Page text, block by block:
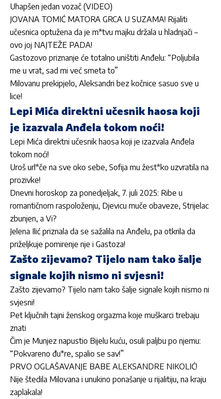
Uhapšen jedan vozač (VIDEO)
JOVANA TOMIĆ MATORA GRCA U SUZAMA! Rijaliti
učesnica optužena da je m*tvu majku držala u hladnjači –
ovo joj NAJTEŽE PADA!
Gastozovo priznanje će totalno uništiti Anđelu: “Poljubila
me u vrat, sad mi već smeta to”
Milovanu prekipjelo, Aleksandri bez kočnice sasuo sve u
lice!
Lepi Mića direktni učesnik haosa koji
je izazvala Anđela tokom noći!
Lepi Mića direktni učesnik haosa koji je izazvala Anđela
tokom noći!
Uroš url*če na sve oko sebe, Sofija mu žest*ko uzvratila na
prozivke!
Dnevni horoskop za ponedjeljak, 7. juli 2025: Ribe u
romantičnom raspoloženju, Djevicu muče obaveze, Strijelac
zbunjen, a Vi?
Jelena Ilić priznala da se sažalila na Anđelu, pa otkrila da
priželjkuje pomirenje nje i Gastoza!
Zašto zijevamo? Tijelo nam tako šalje
signale kojih nismo ni svjesni!
Zašto zijevamo? Tijelo nam tako šalje signale kojih nismo ni
svjesni!
Pet ključnih tajni ženskog orgazma koje muškarci trebaju
znati
Čim je Munjez napustio Bijelu kuću, osuli paljbu po njemu:
“Pokvareno đu*re, spalio se sav!”
PRVO OGLAŠAVANJE BABE ALEKSANDRE NIKOLIĆ!
Nije štedila Milovana i unukino ponašanje u rijalitiju, na kraju
zaplakala!